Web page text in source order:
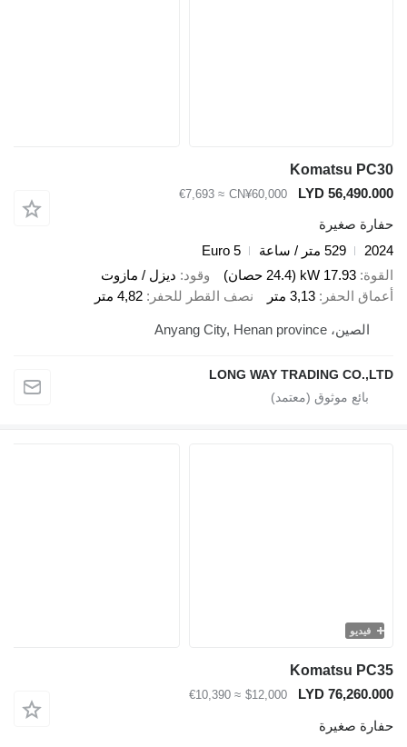
Komatsu
LYD
CN¥60,000
≈ €7,693
صغيرة
529 متر / ساعة
Euro 5
17.93 kW (24.4 حصان) وقود
ديزل / مازوت
الحفر 3,13 متر نصف القطر للحفر 4,82 متر
الصين، Anyang City, Henan province
LONG WAY TRADING
Komatsu
LYD
$12,000
≈ €10,390
صغيرة